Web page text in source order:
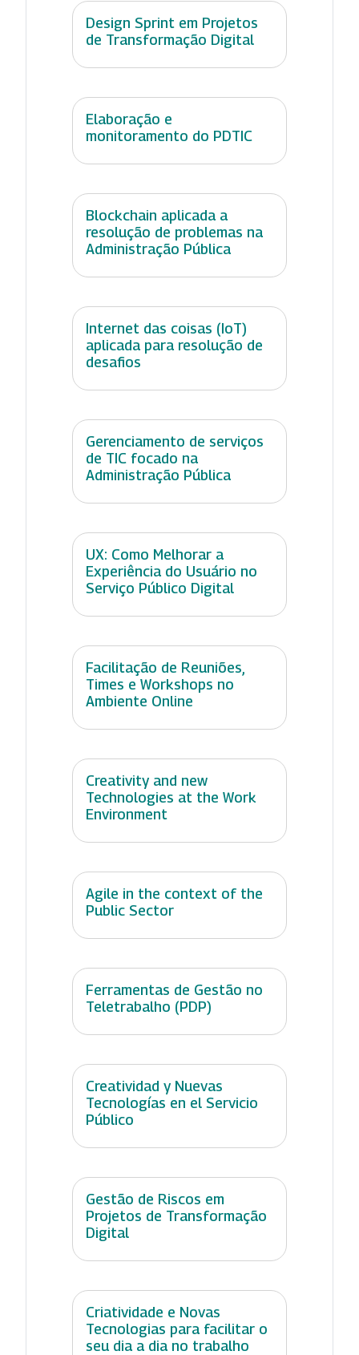
Design Sprint em Projetos
de Transformação Digital
Elaboração e
monitoramento do PDTIC
Blockchain aplicada a
resolução de problemas na
Administração Pública
Internet das coisas (IoT)
aplicada para resolução de
desafios
Gerenciamento de serviços
de TIC focado na
Administração Pública
UX: Como Melhorar a
Experiência do Usuário no
Serviço Público Digital
Facilitação de Reuniões,
Times e Workshops no
Ambiente Online
Creativity and new
Technologies at the Work
Environment
Agile in the context of the
Public Sector
Ferramentas de Gestão no
Teletrabalho (PDP)
Creatividad y Nuevas
Tecnologías en el Servicio
Público
Gestão de Riscos em
Projetos de Transformação
Digital
Criatividade e Novas
Tecnologias para facilitar o
seu dia a dia no trabalho